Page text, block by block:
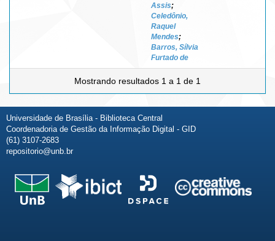
Assis;
Celedônio,
Raquel
Mendes;
Barros, Sílvia
Furtado de
Mostrando resultados 1 a 1 de 1
Universidade de Brasília - Biblioteca Central
Coordenadoria de Gestão da Informação Digital - GID
(61) 3107-2683
repositorio@unb.br